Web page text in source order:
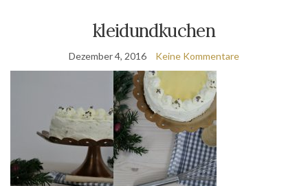
kleidundkuchen
Dezember 4, 2016 Keine Kommentare